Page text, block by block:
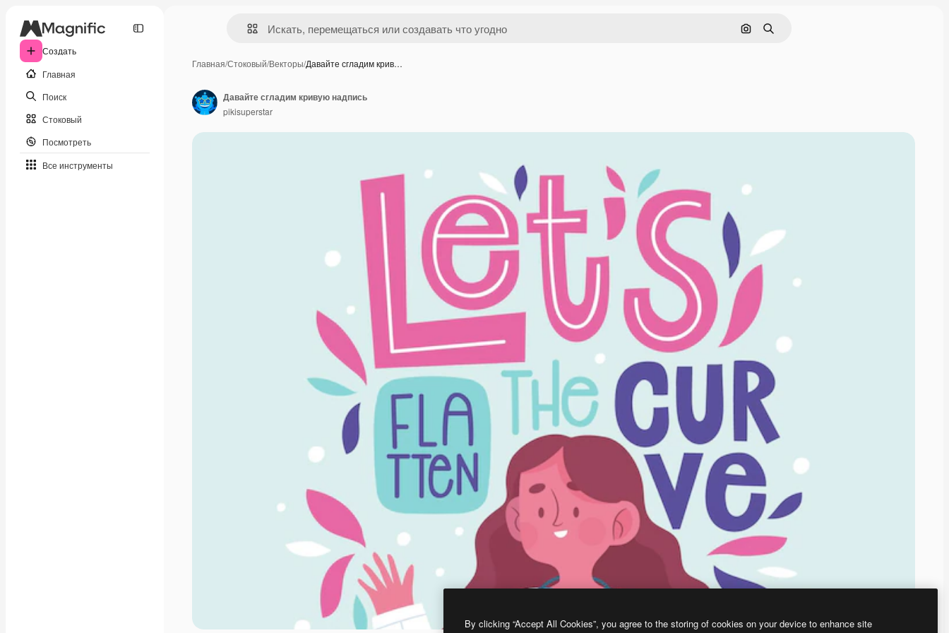
Создать
Главная
Поиск
Стоковый
Посмотреть
Все инструменты
Поиск по изображению
Поиск
Главная/Стоковый/Векторы/Давайте сгладим крив…
Давайте сгладим кривую надпись
pikisuperstar
By clicking “Accept All Cookies”, you agree to the storing of cookies on your device to enhance site